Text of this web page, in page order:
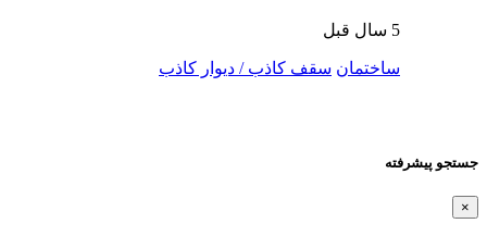
5 سال قبل
ساختمان سقف کاذب / دیوار کاذب
جستجو پیشرفته
×